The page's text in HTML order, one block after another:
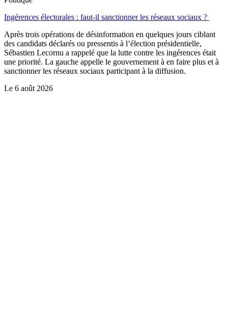
Ingérences électorales : faut-il sanctionner les réseaux sociaux ?
Après trois opérations de désinformation en quelques jours ciblant
des candidats déclarés ou pressentis à l’élection présidentielle,
Sébastien Lecornu a rappelé que la lutte contre les ingérences était
une priorité. La gauche appelle le gouvernement à en faire plus et à
sanctionner les réseaux sociaux participant à la diffusion.
Le 6 août 2026